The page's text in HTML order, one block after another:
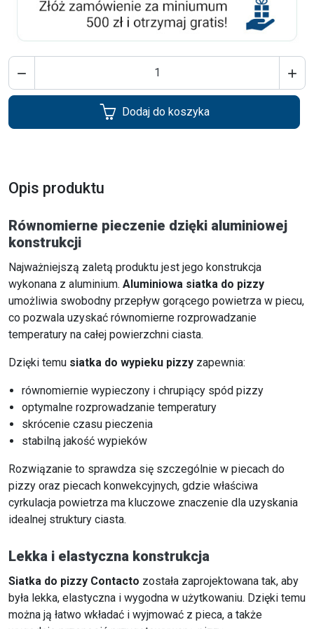
 
Dodaj do koszyka
Opis produktu
Równomierne pieczenie dzięki aluminiowej
konstrukcji
Najważniejszą zaletą produktu jest jego konstrukcja
wykonana z aluminium. Aluminiowa siatka do pizzy
umożliwia swobodny przepływ gorącego powietrza w piecu,
co pozwala uzyskać równomierne rozprowadzanie
temperatury na całej powierzchni ciasta.
Dzięki temu siatka do wypieku pizzy zapewnia:
równomiernie wypieczony i chrupiący spód pizzy
optymalne rozprowadzanie temperatury
skrócenie czasu pieczenia
stabilną jakość wypieków
Rozwiązanie to sprawdza się szczególnie w piecach do
pizzy oraz piecach konwekcyjnych, gdzie właściwa
cyrkulacja powietrza ma kluczowe znaczenie dla uzyskania
idealnej struktury ciasta.
Lekka i elastyczna konstrukcja
Siatka do pizzy Contacto została zaprojektowana tak, aby
była lekka, elastyczna i wygodna w użytkowaniu. Dzięki temu
można ją łatwo wkładać i wyjmować z pieca, a także